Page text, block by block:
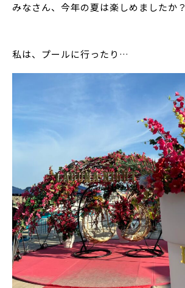
みなさん、今年の夏は楽しめましたか？
私は、プールに行ったり…